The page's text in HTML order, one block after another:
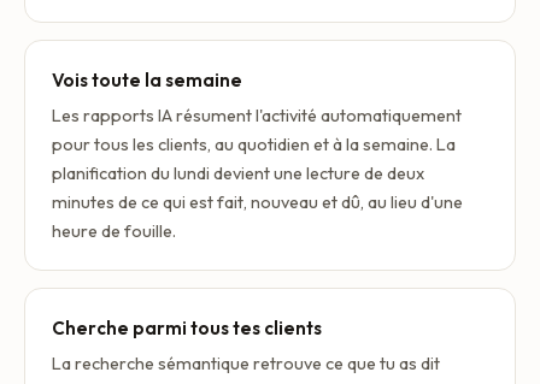
Vois toute la semaine
Les rapports IA résument l'activité automatiquement
pour tous les clients, au quotidien et à la semaine. La
planification du lundi devient une lecture de deux
minutes de ce qui est fait, nouveau et dû, au lieu d'une
heure de fouille.
Cherche parmi tous tes clients
La recherche sémantique retrouve ce que tu as dit